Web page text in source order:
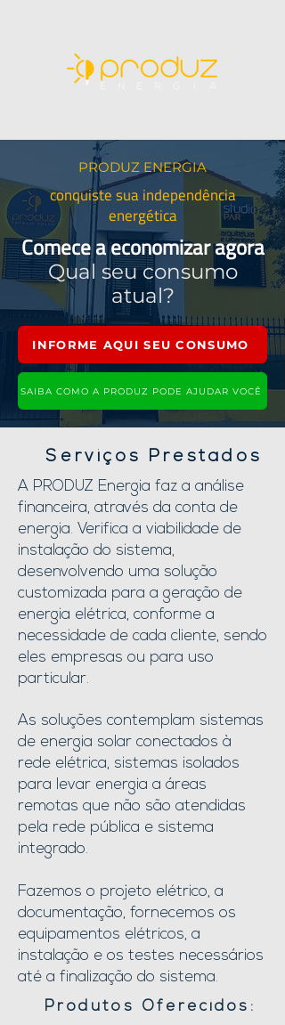
PRODUZ ENERGIA
conquiste sua independência
energética
Comece a economizar agora
Qual seu consumo
atual?
INFORME AQUI SEU CONSUMO
SAIBA COMO A PRODUZ PODE AJUDAR VOCÊ
Serviços Prestados
A PRODUZ Energia faz a análise
financeira, através da conta de
energia. Verifica a viabilidade de
instalação do sistema,
desenvolvendo uma solução
customizada para a geração de
energia elétrica, conforme a
necessidade de cada cliente, sendo
eles empresas ou para uso
particular.
As soluções contemplam sistemas
de energia solar conectados à
rede elétrica, sistemas isolados
para levar energia a áreas
remotas que não são atendidas
pela rede pública e sistema
integrado.
Fazemos o projeto elétrico, a
documentação, fornecemos os
equipamentos elétricos, a
instalação e os testes necessários
até a finalização do sistema.
Produtos Oferecidos: